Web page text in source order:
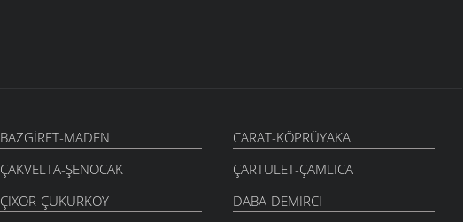
BAZGIRET-MADEN
CARAT-KÖPRÜYAKA
ÇAKVELTA-ŞENOCAK
ÇARTULET-ÇAMLICA
ÇIXOR-ÇUKURKÖY
DABA-DEMIRCI